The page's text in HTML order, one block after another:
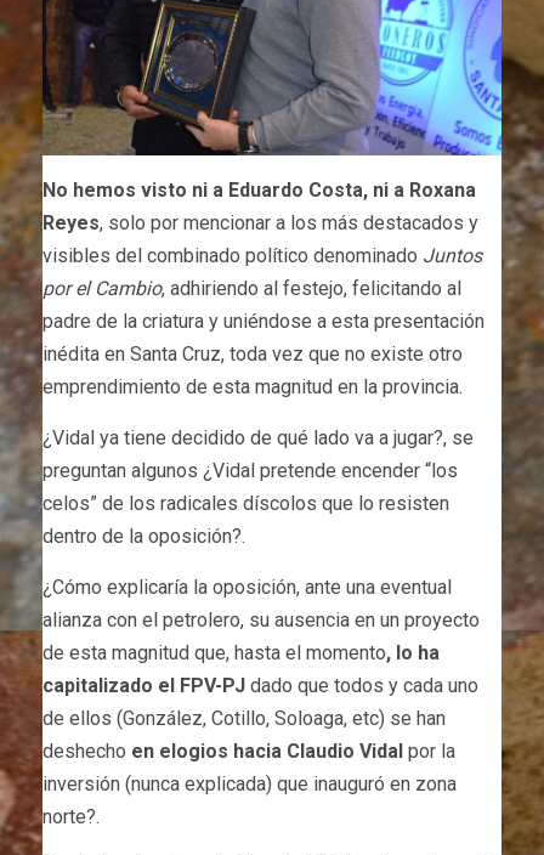
No hemos visto ni a Eduardo Costa, ni a Roxana
Reyes, solo por mencionar a los más destacados y
visibles del combinado político denominado Juntos
por el Cambio, adhiriendo al festejo, felicitando al
padre de la criatura y uniéndose a esta presentación
inédita en Santa Cruz, toda vez que no existe otro
emprendimiento de esta magnitud en la provincia.
¿Vidal ya tiene decidido de qué lado va a jugar?, se
preguntan algunos ¿Vidal pretende encender “los
celos” de los radicales díscolos que lo resisten
dentro de la oposición?.
¿Cómo explicaría la oposición, ante una eventual
alianza con el petrolero, su ausencia en un proyecto
de esta magnitud que, hasta el momento, lo ha
capitalizado el FPV-PJ dado que todos y cada uno
de ellos (González, Cotillo, Soloaga, etc) se han
deshecho en elogios hacia Claudio Vidal por la
inversión (nunca explicada) que inauguró en zona
norte?.